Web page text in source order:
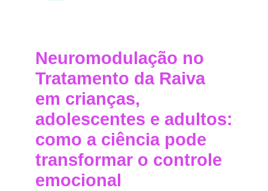
Neuromodulação no
Tratamento da Raiva
em crianças,
adolescentes e adultos:
como a ciência pode
transformar o controle
emocional